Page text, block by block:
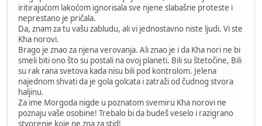
iritirajućom lakoćom ignorisala sve njene slabašne proteste i
neprestano je pričala.
Da, znam za tu vašu zabludu, ali vi jednostavno niste ljudi. Vi ste
Kha norovi.
Brago je znao za njena verovanja. Ali znao je i da Kha nori ne bi
smeli biti ono što su postali na ovoj planeti. Bili su štetočine, Bili
su rak rana svetova kada nisu bili pod kontrolom. Jelena
najednom shvati da je gola golcata i zatraži od čudnog stvora
haljinu.
Za ime Morgoda nigde u poznatom svemiru Kha norovi ne
poznaju vaše osobine! Trebalo bi da budeš veselo i razigrano
stvorenje koje ne zna za stid!